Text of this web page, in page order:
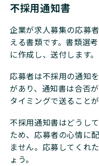
不採用通知書
企業が求人募集の応募
える書類です。書類選
に作成し、送付します。
応募者は不採用の通知
があり、通知書は合否
タイミングで送ることが
不採用通知書はどうし
ため、応募者の心情に
ません。応募してくれ
ょう。